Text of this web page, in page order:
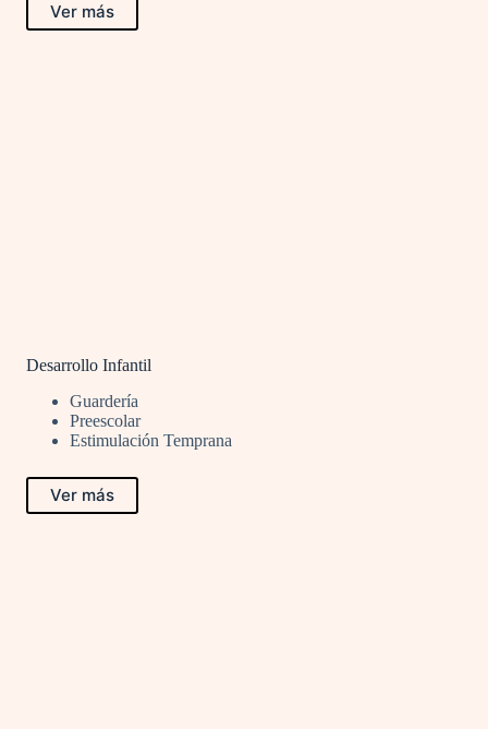
Ver más
Desarrollo Infantil
Guardería
Preescolar
Estimulación Temprana
Ver más